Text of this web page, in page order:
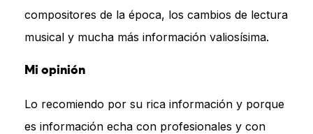
compositores de la época, los cambios de lectura
musical y mucha más información valiosísima.
Mi opinión
Lo recomiendo por su rica información y porque
es información echa con profesionales y con